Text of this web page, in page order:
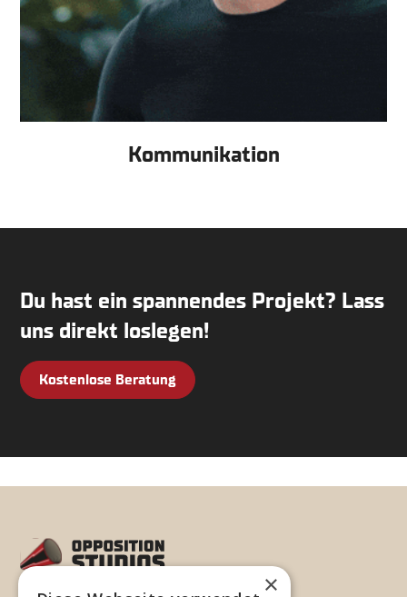
Kommunikation
Du hast ein spannendes Projekt? Lass
uns direkt loslegen!
Kostenlose Beratung
×